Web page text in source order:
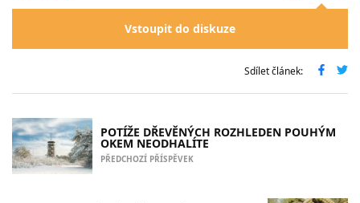
Vstoupit do diskuze
Sdílet článek:
POTÍŽE DŘEVĚNÝCH ROZHLEDEN POUHÝM
OKEM NEODHALÍTE
PŘEDCHOZÍ PŘÍSPĚVEK